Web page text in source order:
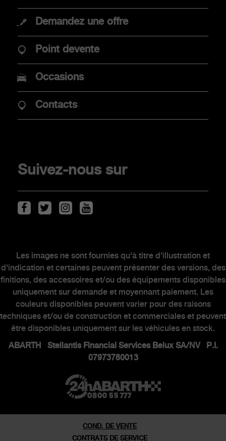
ACHAT
Promotions
Mobilité électrique
Véhicules de stock
Scorpionship
Entretien des véhicules
Contacter un concessionnaire
MONDE ABARTH
Heritage
Series speciales
Demandez une offre
Point devente
Occasions
Contacts
Suivez-nous sur
Les images ne sont fournies qu'à titre d'illustration et
d'indication et certaines peuvent présenter des versions, des
finitions, des accessoires et/ou des équipements disponibles
uniquement sur demande et moyennant paiement. Les
couleurs disponibles peuvent varier pour des raisons
techniques et/ou de construction et commerciales et peuvent
être disponibles uniquement sur les véhicules en stock.
ABARTH Stellantis Financial Services Belux SA/NV P.I.
07973780013
COND. DE VENTE
CONTRATS DE SERVICE